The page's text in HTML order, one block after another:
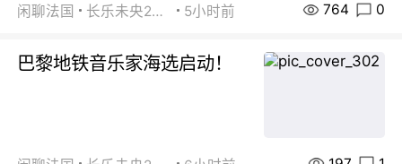
闲聊法国 长乐未央2015 5小时前 764 0
巴黎地铁音乐家海选启动！